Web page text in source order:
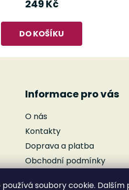
soubory cookie.
249 Kč
DO KOŠÍKU
Informace pro vás
O nás
Kontakty
Doprava a platba
Obchodní podmínky